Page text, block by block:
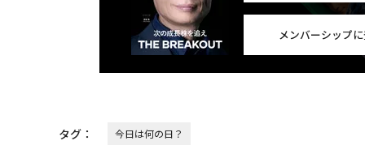
メンバーシップ
タグ： 今日は何の日？